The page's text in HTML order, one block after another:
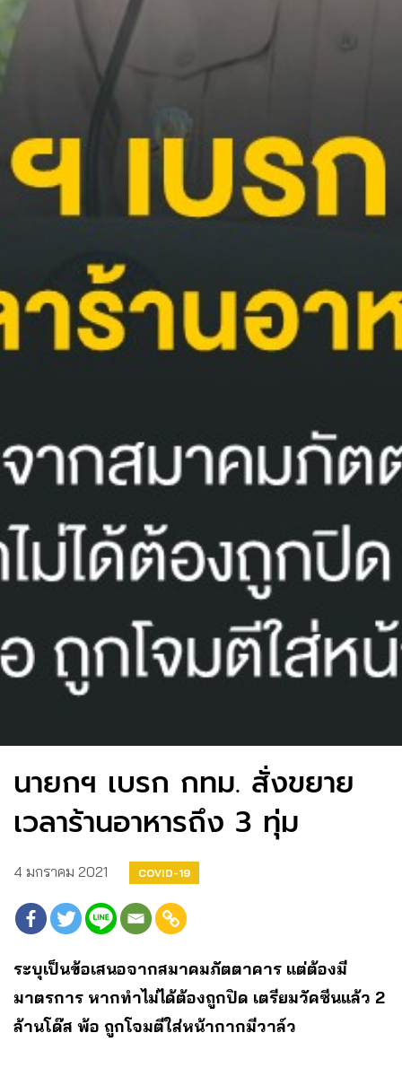
นายกฯ เบรก กทม. สั่งขยาย
เวลาร้านอาหารถึง 3 ทุ่ม
4 มกราคม 2021 COVID-19
ระบุเป็นข้อเสนอจากสมาคมภัตตาคาร แต่ต้องมี
มาตรการ หากทำไม่ได้ต้องถูกปิด เตรียมวัคซีนแล้ว 2
ล้านโด๊ส พ้อ ถูกโจมตีใส่หน้ากากมีวาล์ว